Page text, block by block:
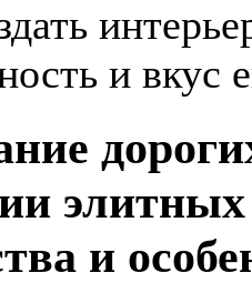
и вкус
и